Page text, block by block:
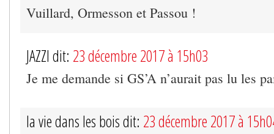
Vuillard, Ormesson et Passou !
JAZZI dit: 23 décembre 2017 à 15h03
Je me demande si GS’A n’aurait pas lu les
la vie dans les bois dit: 23 décembre 2017 à